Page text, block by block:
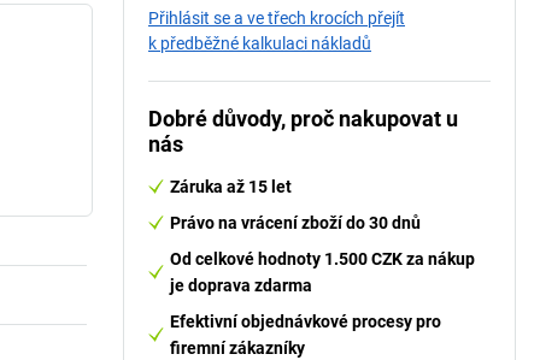
Přihlásit se a ve třech krocích přejít
k předběžné kalkulaci nákladů
Dobré důvody, proč nakupovat u
nás
Záruka až 15 let
Právo na vrácení zboží do 30 dnů
Od celkové hodnoty 1.500 CZK za nákup
je doprava zdarma
Efektivní objednávkové procesy pro
firemní zákazníky